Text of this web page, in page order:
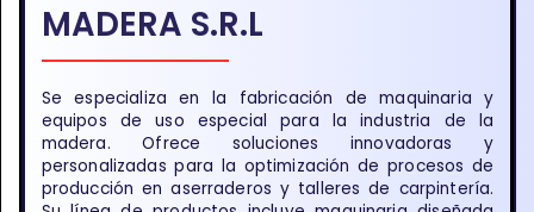
MADERA S.R.L
Se especializa en la fabricación de maquinaria y
equipos de uso especial para la industria de la
madera. Ofrece soluciones innovadoras y
personalizadas para la optimización de procesos de
producción en aserraderos y talleres de carpintería.